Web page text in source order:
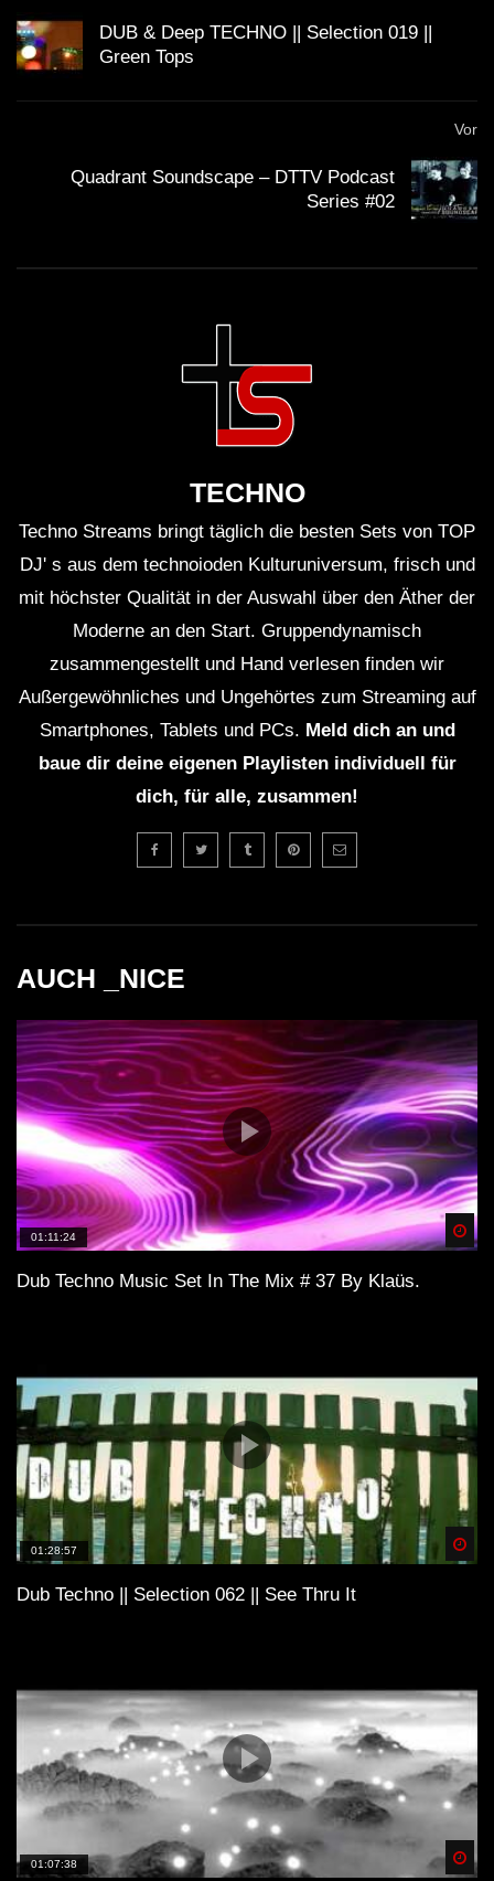
DUB & Deep TECHNO || Selection 019 ||
Green Tops
Vor
Quadrant Soundscape – DTTV Podcast
Series #02
TECHNO
Techno Streams bringt täglich die besten Sets von TOP
DJ' s aus dem technoioden Kulturuniversum, frisch und
mit höchster Qualität in der Auswahl über den Äther der
Moderne an den Start. Gruppendynamisch
zusammengestellt und Hand verlesen finden wir
Außergewöhnliches und Ungehörtes zum Streaming auf
Smartphones, Tablets und PCs. Meld dich an und
baue dir deine eigenen Playlisten individuell für
dich, für alle, zusammen!
AUCH _NICE
01:11:24
Dub Techno Music Set In The Mix # 37 By Klaüs.
01:28:57
Dub Techno || Selection 062 || See Thru It
01:07:38